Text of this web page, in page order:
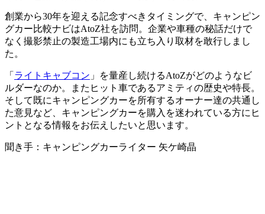
創業から30年を迎える記念すべきタイミングで、キャンピン
グカー比較ナビはAtoZ社を訪問。企業や車種の秘話だけで
なく撮影禁止の製造工場内にも立ち入り取材を敢行しまし
た。
「 ライトキャブコン 」を量産し続けるAtoZがどのようなビ
ルダーなのか。またヒット車であるアミティの歴史や特長。
そして既にキャンピングカーを所有するオーナー達の共通し
た意見など、キャンピングカーを購入を迷われている方にヒ
ントとなる情報をお伝えしたいと思います。
聞き手：キャンピングカーライター 矢ケ崎晶